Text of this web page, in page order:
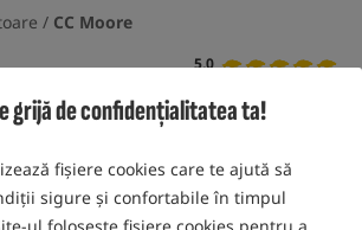
grijă de confidențialitatea ta!
fișiere cookies care te ajută să
sigure și confortabile în timpul
/ CC Moore
5,0